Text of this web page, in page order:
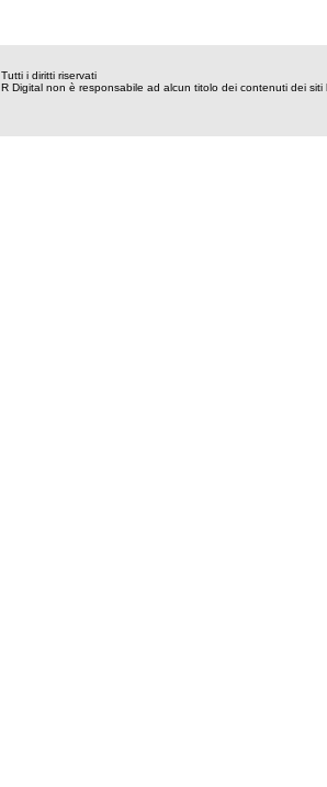
Tutti i diritti riservati
R Digital non è responsabile ad alcun titolo dei contenuti dei siti